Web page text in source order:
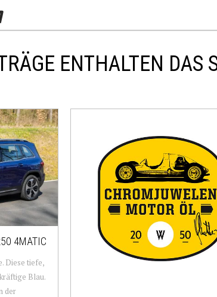
ENTHALTEN
4MATIC
Diese tiefe,
Blau.
der